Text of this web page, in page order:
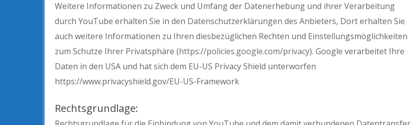
Weitere Informationen zu Zweck und Umfang der Datenerhebung und ihrer Verarbeitung
durch YouTube erhalten Sie in den Datenschutzerklärungen des Anbieters, Dort erhalten Sie
auch weitere Informationen zu Ihren diesbezüglichen Rechten und Einstellungsmöglichkeiten
zum Schutze Ihrer Privatsphäre (https://policies.google.com/privacy). Google verarbeitet Ihre
Daten in den USA und hat sich dem EU-US Privacy Shield unterworfen
https://www.privacyshield.gov/EU-US-Framework
Rechtsgrundlage: